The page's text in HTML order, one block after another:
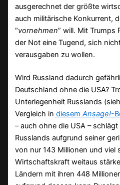
ausgerechnet der größte
auch militärische Konkurrent,
“vornehmen” will. Mit Trumps
der Not eine Tugend, sich
verausgaben zu wollen.
Wird Russland dadurch
Deutschland ohne die USA?
Unterlegenheit Russlands
Vergleich in diesemAnsage!-
– auch ohne die USA –
Russlands aufgrund seiner
von nur 143 Millionen und viel
Wirtschaftskraft weitaus
Ländern mit ihren 448